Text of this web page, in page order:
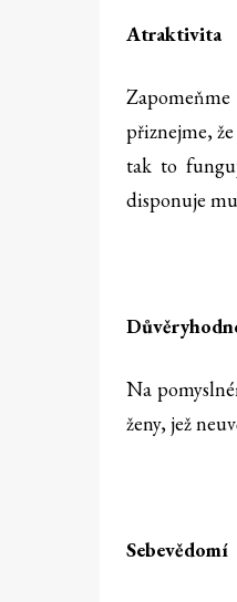
Atraktivita
přiznejme,
tak to
disponuje
Na
ženy, jež
Sebevědomí